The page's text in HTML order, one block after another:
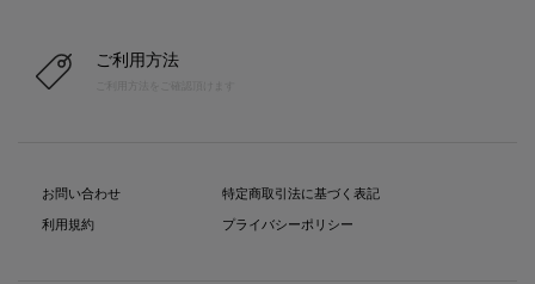
ご利用方法
お問い合わせ
利用規約
特定商取引法に基づく表記
プライバシーポリシー